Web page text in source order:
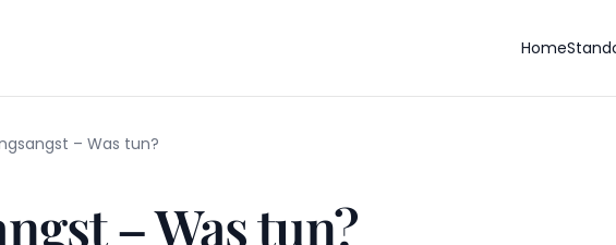
Home
– Was tun?
– Was tun?